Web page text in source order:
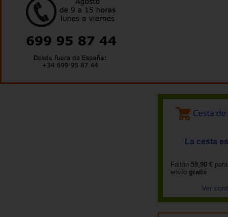
La cesta
Faltan 59,90 €
envío gratis
Ver